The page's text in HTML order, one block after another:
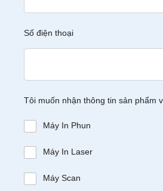
Số điện thoại
Tôi muốn nhận thông tin sản phẩm
Máy In Phun
Máy In Laser
Máy Scan